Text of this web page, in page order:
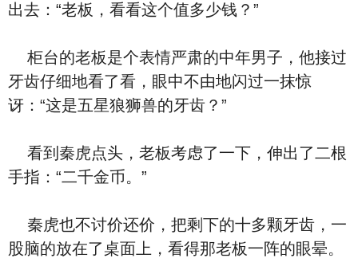
出去：“老板，看看这个值多少钱？”
柜台的老板是个表情严肃的中年男子，他接过
牙齿仔细地看了看，眼中不由地闪过一抹惊
讶：“这是五星狼狮兽的牙齿？”
看到秦虎点头，老板考虑了一下，伸出了二根
手指：“二千金币。”
秦虎也不讨价还价，把剩下的十多颗牙齿，一
股脑的放在了桌面上，看得那老板一阵的眼晕。